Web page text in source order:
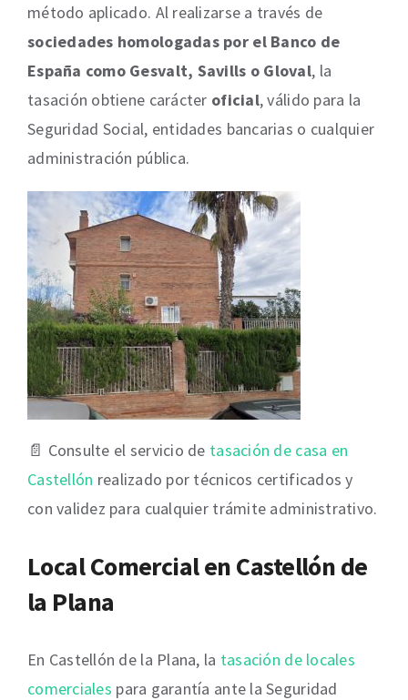
método aplicado. Al realizarse a través de
sociedades homologadas por el Banco de
España como Gesvalt, Savills o Gloval, la
tasación obtiene carácter oficial, válido para la
Seguridad Social, entidades bancarias o cualquier
administración pública.
📄 Consulte el servicio de tasación de casa en
Castellón realizado por técnicos certificados y
con validez para cualquier trámite administrativo.
Local Comercial en Castellón de
la Plana
En Castellón de la Plana, la tasación de locales
comerciales para garantía ante la Seguridad